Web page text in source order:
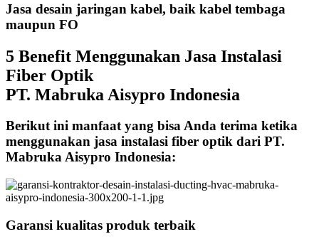
Jasa desain jaringan kabel, baik kabel tembaga
maupun FO
5 Benefit Menggunakan Jasa Instalasi
Fiber Optik
PT. Mabruka Aisypro Indonesia
Berikut ini manfaat yang bisa Anda terima ketika
menggunakan jasa instalasi fiber optik dari PT.
Mabruka Aisypro Indonesia:
Garansi kualitas produk terbaik